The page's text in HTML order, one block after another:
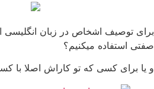
برای توصیف اشخاص در زبان انگلیسی
صفتی استفاده میکنیم؟
و یا برای کسی که تو کاراش اصلا